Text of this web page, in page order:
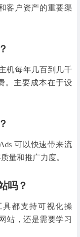
客户资产的重要渠
机每年几百到几千
。主要成本在于设
可以快速带来流
量和推广力度。
吗？
具都支持可视化操
站，还是需要学习